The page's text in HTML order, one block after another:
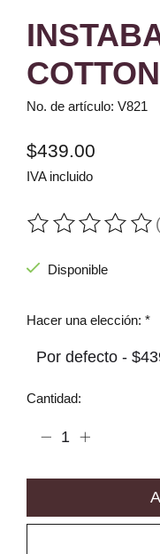
No. de artículo: V821
$439.00
IVA incluido
The rating of this
Disponible
Hacer una elección: *
Cantidad: